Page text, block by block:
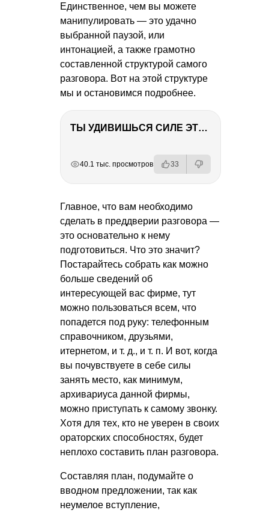
Единственное, чем вы можете
манипулировать — это удачно
выбранной паузой, или
интонацией, а также грамотно
составленной структурой самого
разговора. Вот на этой структуре
мы и остановимся подробнее.
ТЫ УДИВИШЬСЯ СИЛЕ ЭТО ЧЕЛОВЕКА! Блог о нашей поездке в Вышний Волочек
40.1 тыс. просмотров 33
Главное, что вам необходимо
сделать в преддверии разговора —
это основательно к нему
подготовиться. Что это значит?
Постарайтесь собрать как можно
больше сведений об
интересующей вас фирме, тут
можно пользоваться всем, что
попадется под руку: телефонным
справочником, друзьями,
итернетом, и т. д., и т. п. И вот, когда
вы почувствуете в себе силы
занять место, как минимум,
архивариуса данной фирмы,
можно приступать к самому звонку.
Хотя для тех, кто не уверен в своих
ораторских способностях, будет
неплохо составить план разговора.
Составляя план, подумайте о
вводном предложении, так как
неумелое вступление,